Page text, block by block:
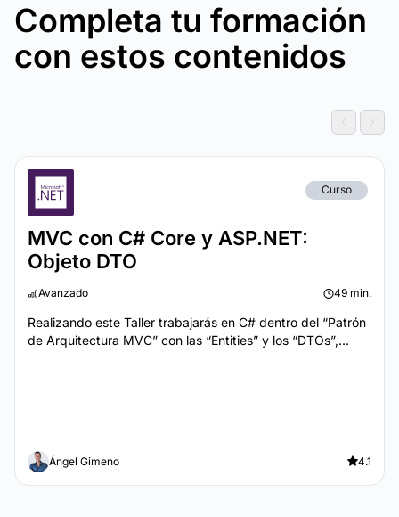
Completa tu formación
con estos contenidos
Curso
MVC con C# Core y ASP.NET:
Objeto DTO
Avanzado 49 min.
Realizando este Taller trabajarás en C# dentro del “Patrón
de Arquitectura MVC” con las “Entities” y los “DTOs”,...
Ángel Gimeno 4.1